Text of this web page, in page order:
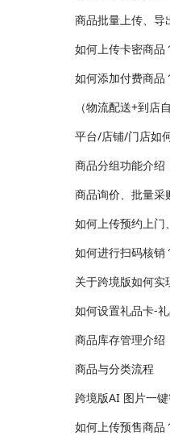
如何添加付费商品
如何进行扫码核销
商品库存管理介绍
商品与分类流程
跨境版AI 图片一
如何上传预售商品